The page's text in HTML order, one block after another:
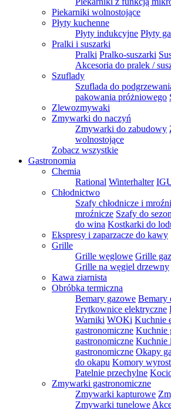
Piekarniki wolnostojące
Płyty kuchenne
Płyty indukcyjne Płyty
Pralki i suszarki
Pralki Pralko-suszarki
Akcesoria do pralek /
Szuflady
Szuflada do
pakowania próżniowego
Zlewozmywaki
Zmywarki do naczyń
Zmywarki do zabudowy
wolnostojące
Zobacz wszystkie
Gastronomia
Chemia
Rational Winterhalter
Chłodnictwo
Szafy chłodnicze i
mroźnicze Szafy do
do wina Kostkarki do
Ekspresy i zaparzacze do kawy
Grille
Grille węglowe Grille
Grille na węgiel drzewny
Kawa ziarnista
Obróbka termiczna
Bemary gazowe Bemary
Frytkownice elektryczne
Warniki WOKi Kuchnie
gastronomiczne Kuchnie
gastronomiczne Kuchnie
gastronomiczne Okapy
do okapu Komory
Patelnie przechylne
Zmywarki gastronomiczne
Zmywarki kapturowe
Zmywarki tunelowe